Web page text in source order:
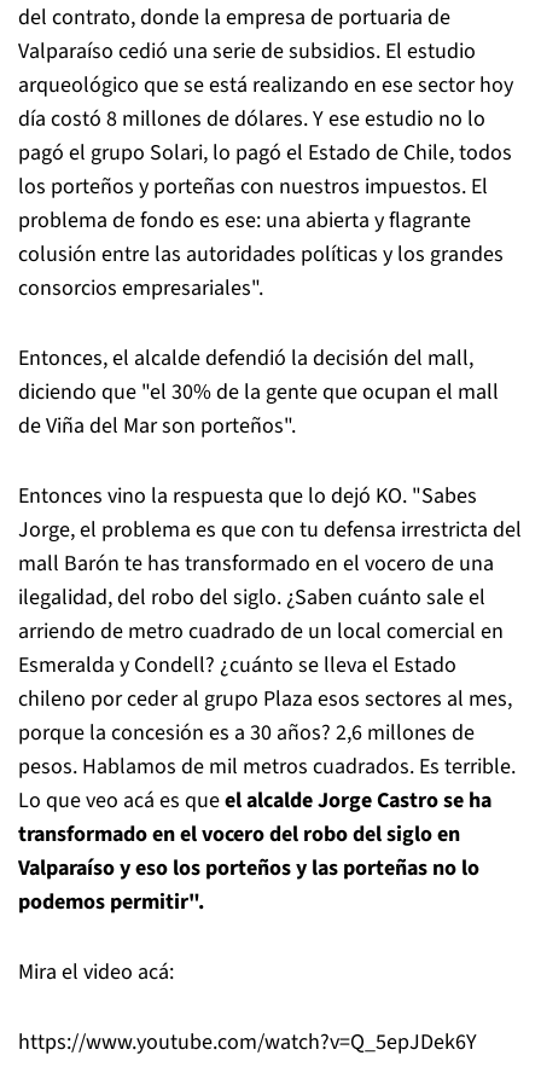
del contrato, donde la empresa de portuaria de
Valparaíso cedió una serie de subsidios. El estudio
arqueológico que se está realizando en ese sector hoy
día costó 8 millones de dólares. Y ese estudio no lo
pagó el grupo Solari, lo pagó el Estado de Chile, todos
los porteños y porteñas con nuestros impuestos. El
problema de fondo es ese: una abierta y flagrante
colusión entre las autoridades políticas y los grandes
consorcios empresariales".
Entonces, el alcalde defendió la decisión del mall,
diciendo que "el 30% de la gente que ocupan el mall
de Viña del Mar son porteños".
Entonces vino la respuesta que lo dejó KO. "Sabes
Jorge, el problema es que con tu defensa irrestricta del
mall Barón te has transformado en el vocero de una
ilegalidad, del robo del siglo. ¿Saben cuánto sale el
arriendo de metro cuadrado de un local comercial en
Esmeralda y Condell? ¿cuánto se lleva el Estado
chileno por ceder al grupo Plaza esos sectores al mes,
porque la concesión es a 30 años? 2,6 millones de
pesos. Hablamos de mil metros cuadrados. Es terrible.
Lo que veo acá es queel alcalde Jorge Castro se ha
transformado en el vocero del robo del siglo en
Valparaíso y eso los porteños y las porteñas no lo
podemos permitir".
Mira el video acá:
https://www.youtube.com/watch?v=Q_5epJDek6Y